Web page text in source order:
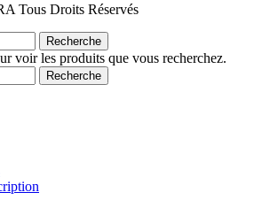
Tous Droits Réservés
Recherche
voir les produits que vous recherchez.
Recherche